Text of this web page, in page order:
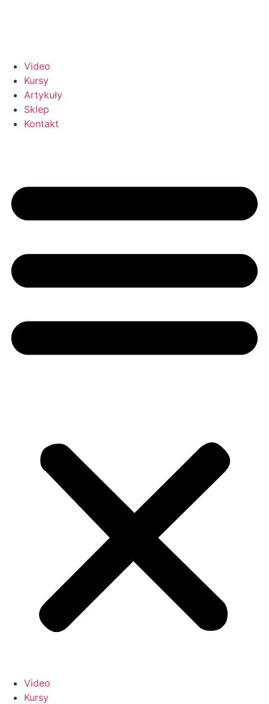
Video
Kursy
Artykuły
Sklep
Kontakt
Video
Kursy